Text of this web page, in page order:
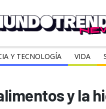
Y TECNOLOGÍA VIDA
y la